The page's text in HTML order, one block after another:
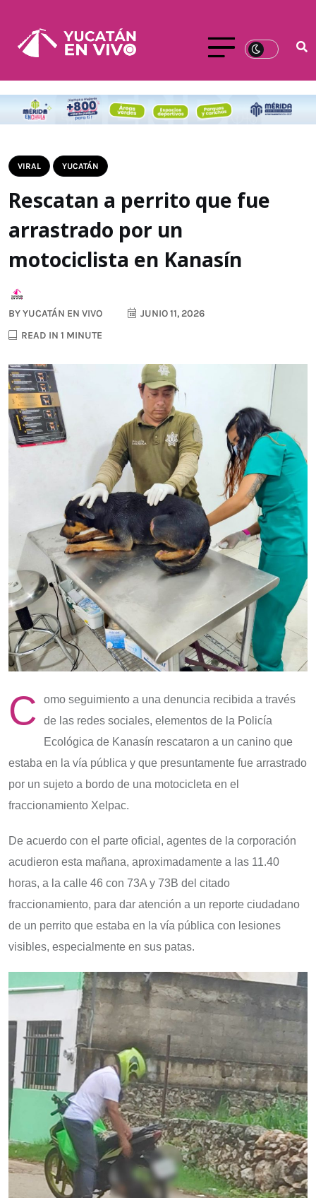
VIRAL YUCATÁN
Rescatan a perrito que fue
arrastrado por un
motociclista en Kanasín
BYYUCATÁN EN VIVO
JUNIO 11, 2026
READ IN 1 MINUTE
C
omo seguimiento a una denuncia recibida a través
de las redes sociales, elementos de la Policía
Ecológica de Kanasín rescataron a un canino que
estaba en la vía pública y que presuntamente fue arrastrado
por un sujeto a bordo de una motocicleta en el
fraccionamiento Xelpac.
De acuerdo con el parte oficial, agentes de la corporación
acudieron esta mañana, aproximadamente a las 11.40
horas, a la calle 46 con 73A y 73B del citado
fraccionamiento, para dar atención a un reporte ciudadano
de un perrito que estaba en la vía pública con lesiones
visibles, especialmente en sus patas.